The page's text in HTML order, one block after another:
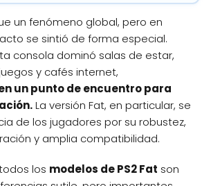
un fenómeno global, pero en
se sintió de forma especial.
consola dominó salas de estar,
y cafés internet,
un punto de encuentro para
La versión Fat, en particular, se
de los jugadores por su robustez,
y amplia compatibilidad.
los modelos de PS2 Fat son